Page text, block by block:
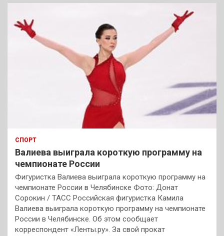
СПОРТ
Валиева выиграла короткую программу на
чемпионате России
Фигуристка Валиева выиграла короткую программу на
чемпионате России в Челябинске Фото: Донат
Сорокин / ТАСС Российская фигуристка Камила
Валиева выиграла короткую программу на чемпионате
России в Челябинске. Об этом сообщает
корреспондент «Ленты.ру». За свой прокат